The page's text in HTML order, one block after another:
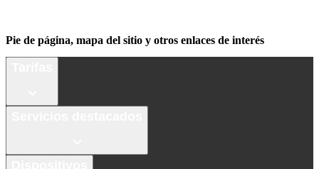
Pie de página, mapa del sitio y otros enlaces de interés